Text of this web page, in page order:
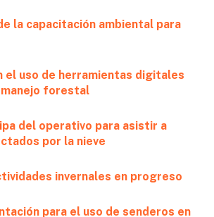
la capacitación ambiental para
el uso de herramientas digitales
forestal
del operativo para asistir a
por la nieve
invernales en progreso
para el uso de senderos en